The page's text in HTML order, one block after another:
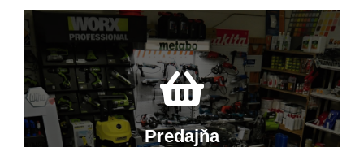
Predajňa